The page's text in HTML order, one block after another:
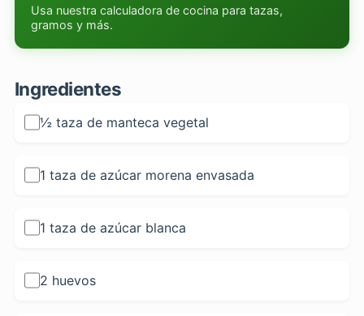
Usa nuestra calculadora de cocina para tazas,
gramos y más.
Ingredientes
½ taza de manteca vegetal
1 taza de azúcar morena envasada
1 taza de azúcar blanca
2 huevos